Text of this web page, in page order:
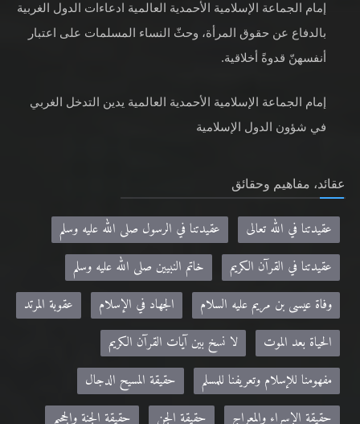
إمام الجماعة الإسلامية الأحمدية العالمية ادعاءات الدول الغربية
بالدفاع عن حقوق المرأة، وحثّ النساء المسلمات على اعتبار
أنفسهنّ قدوةً أخلاقية.
إمام الجماعة الإسلامية الأحمدية العالمية يدين التدخل الغربي
في شؤون الدول الإسلامية
عقائد، مفاهيم وحقائق
عقيدتنا في الله تعالى
عقيدتنا في الرسول صلى الله عليه وسلم
عقيدتنا في القرآن الكريم
خاتم النبيين صلى الله عليه وسلم
وفاة عيسى بن مريم عليه السلام
الجهاد في الإسلام
عقوبة المرتد
الحياة بعد الموت
لا نسخ بين آيات القرآن الكريم
مفهومنا للإسلام وتعريفنا للمسلم
حقيقة المسيح الدجال
حقيقة الإسراء والمعراج
حقيقة الجن حقيقة الجنة والجحيم